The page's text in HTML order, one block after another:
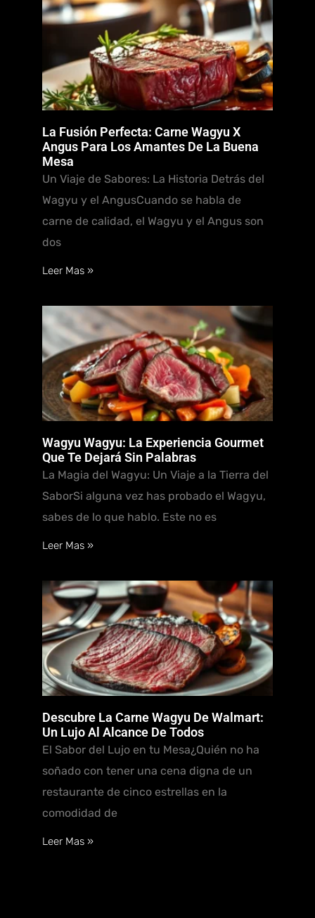
La Fusión Perfecta: Carne Wagyu X
Angus Para Los Amantes De La Buena
Mesa
Un Viaje de Sabores: La Historia Detrás del
Wagyu y el AngusCuando se habla de
carne de calidad, el Wagyu y el Angus son
dos
Leer Mas »
Wagyu Wagyu: La Experiencia Gourmet
Que Te Dejará Sin Palabras
La Magia del Wagyu: Un Viaje a la Tierra del
SaborSi alguna vez has probado el Wagyu,
sabes de lo que hablo. Este no es
Leer Mas »
Descubre La Carne Wagyu De Walmart:
Un Lujo Al Alcance De Todos
El Sabor del Lujo en tu Mesa¿Quién no ha
soñado con tener una cena digna de un
restaurante de cinco estrellas en la
comodidad de
Leer Mas »